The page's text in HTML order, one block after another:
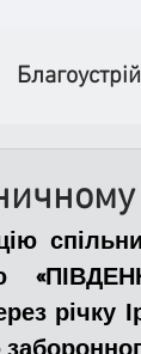
Благоустрій
річку